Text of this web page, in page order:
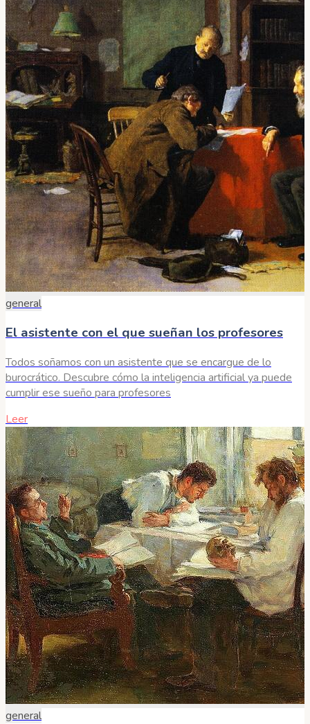
general
El asistente con el que sueñan los profesores
Todos soñamos con un asistente que se encargue de lo
burocrático. Descubre cómo la inteligencia artificial ya puede
cumplir ese sueño para profesores
Leer
general